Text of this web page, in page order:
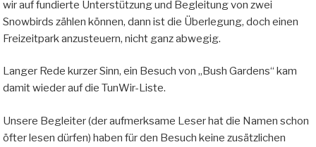
wir auf fundierte Unterstützung und Begleitung von zwei
Snowbirds zählen können, dann ist die Überlegung, doch einen
Freizeitpark anzusteuern, nicht ganz abwegig.
Langer Rede kurzer Sinn, ein Besuch von „Bush Gardens“ kam
damit wieder auf die TunWir-Liste.
Unsere Begleiter (der aufmerksame Leser hat die Namen schon
öfter lesen dürfen) haben für den Besuch keine zusätzlichen